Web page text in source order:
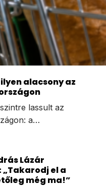
alacsony az
lassult az
a…
Lázár
el a
még ma!”